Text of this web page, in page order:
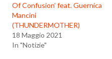
Of Confusion’ feat. Guernica
Mancini
(THUNDERMOTHER)
18 Maggio 2021
In "Notizie"